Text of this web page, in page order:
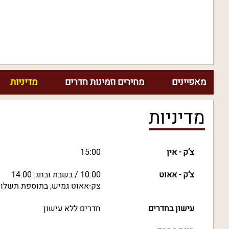
מאפיינים מחירים וזמינות חדרים מדיניות
מדיניות
צ‘ק - אין
15:00
צ‘ק - אאוט
10:00 / בשבת ובחג: 14:00
צק-אאוט גמיש, בתוספת
עישון בחדרים
חדרים ללא עישון